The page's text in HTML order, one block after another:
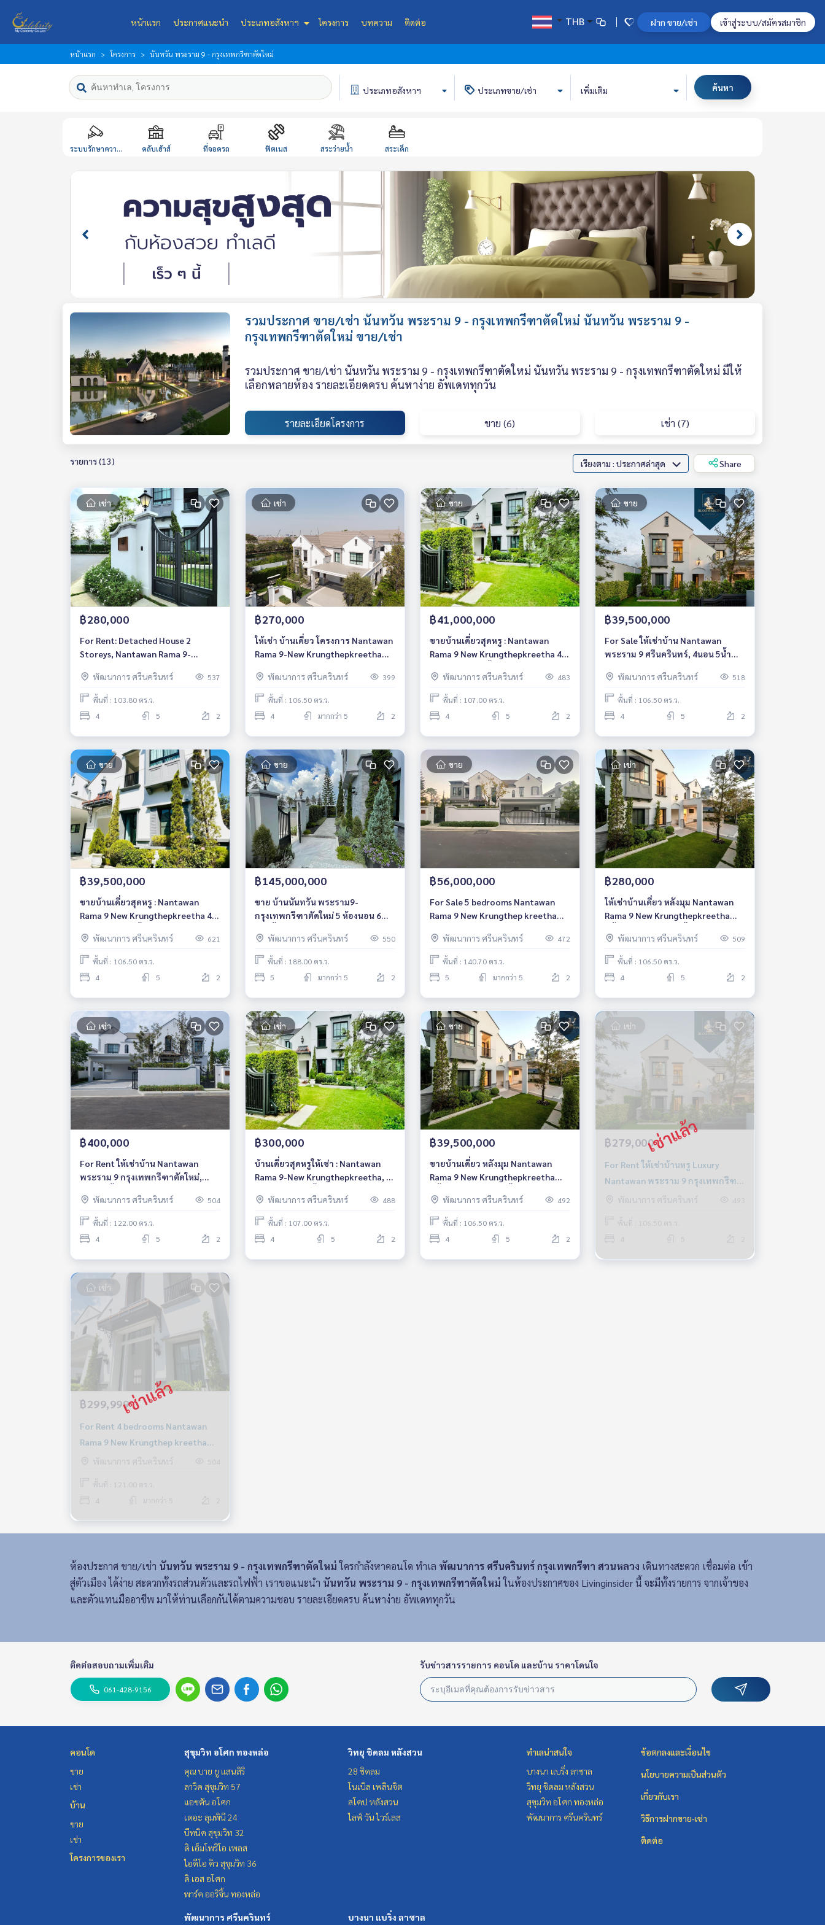
หน้าแรก ประกาศแนะนำ ประเภทอสังหาฯ โครงการ บทความ ติดต่อ THB ฝาก ขาย/เช่า เข้าสู่ระบบ/สมัครสมาชิก
หน้าแรก โครงการ นันทวัน พระราม 9 - กรุงเทพกรีฑาตัดใหม่
ประเภทอสังหาฯ ประเภทขาย/เช่า เพิ่มเติม ค้นหา
ระบบรักษาควา... คลับเฮ้าส์ ที่จอดรถ ฟิตเนส สระว่ายน้ำ สระเด็ก
รวมประกาศ ขาย/เช่า นันทวัน พระราม 9 - กรุงเทพกรีฑาตัดใหม่ นันทวัน พระราม 9 -
กรุงเทพกรีฑาตัดใหม่ ขาย/เช่า
รวมประกาศ ขาย/เช่า นันทวัน พระราม 9 - กรุงเทพกรีฑาตัดใหม่ นันทวัน พระราม 9 - กรุงเทพกรีฑาตัดใหม่ มีให้
เลือกหลายห้อง รายละเอียดครบ ค้นหาง่าย อัพเดททุกวัน
รายละเอียดโครงการ ขาย (6) เช่า (7)
รายการ (13) เรียงตาม : ประกาศล่าสุด Share
เช่า
฿280,000
For Rent: Detached House 2
Storeys, Nantawan Rama 9-
Bathrooms *Fully Furnished
/Corner Unit & Pet Friendly*
พัฒนาการ ศรีนครินทร์ 537
พื้นที่ : 103.80 ตร.ว.
4
5 2
เช่า
฿270,000
ให้เช่า บ้านเดี่ยว โครงการ Nantawan
Rama 9-New Krungthepkreetha
พร้อมอยู่ 4 ห้องนอน | 6 ห้องน้ำ
พัฒนาการ ศรีนครินทร์ 399
พื้นที่ : 106.50 ตร.ว.
4
มากกว่า 5 2
ขาย
฿41,000,000
ขายบ้านเดี่ยวสุดหรู : Nantawan
Rama 9 New Krungthepkreetha 4
สไตล์ฝรั่งเศส บ้านหลังมุม เลี้ยงสัตว์ได้
ราคา 41 ล้านบาท
พัฒนาการ ศรีนครินทร์ 483
พื้นที่ : 107.00 ตร.ว.
4
5 2
ขาย
฿39,500,000
For Sale ให้เช่าบ้าน Nantawan
พระราม 9 ศรีนครินทร์, 4นอน 5น้ำ
ไบรท์ตัน
พัฒนาการ ศรีนครินทร์ 518
พื้นที่ : 106.50 ตร.ว.
4
5 2
ขาย
฿39,500,000
ขายบ้านเดี่ยวสุดหรู : Nantawan
Rama 9 New Krungthepkreetha 4
สไตล์ฝรั่งเศส เลี้ยงสัตว์ได้ ราคา 39.5
ล้านบาท
พัฒนาการ ศรีนครินทร์ 621
พื้นที่ : 106.50 ตร.ว.
4
5 2
ขาย
฿145,000,000
ขาย บ้านนันทวัน พระราม9-
กรุงเทพกรีฑาตัดใหม่ 5 ห้องนอน 6
พัฒนาการ ศรีนครินทร์
550
พื้นที่ : 188.00 ตร.ว.
5
มากกว่า 5 2
ขาย
฿56,000,000
For Sale 5 bedrooms Nantawan
Rama 9 New Krungthep kreetha
house Pet friendly Near Si Rat
Expressway Ready to move in
พัฒนาการ ศรีนครินทร์ 472
พื้นที่ : 140.70 ตร.ว.
5
มากกว่า 5 2
เช่า
฿280,000
ให้เช่าบ้านเดี่ยว หลังมุม Nantawan
Rama 9 New Krungthepkreetha
พัฒนาการ ศรีนครินทร์
509
พื้นที่ : 106.50 ตร.ว.
4
5 2
เช่า
฿400,000
For Rent ให้เช่าบ้าน Nantawan
พระราม 9 กรุงเทพกรีฑาตัดใหม่,
เวลลิงตัน
พัฒนาการ ศรีนครินทร์ 504
พื้นที่ : 122.00 ตร.ว.
4
5 2
เช่า
฿300,000
บ้านเดี่ยวสุดหรูให้เช่า : Nantawan
Rama 9-New Krungthepkreetha, 4
สไตล์ฝรั่งเศส บ้านหลังมุม เลี้ยงสัตว์
ได้, ราคา 300,000 บาท
พัฒนาการ ศรีนครินทร์ 488
พื้นที่ : 107.00 ตร.ว.
4
5 2
ขาย
฿39,500,000
ขายบ้านเดี่ยว หลังมุม Nantawan
Rama 9 New Krungthepkreetha
พัฒนาการ ศรีนครินทร์
492
พื้นที่ : 106.50 ตร.ว.
4
5 2
เช่า
฿279,000
For Rent ให้เช่าบ้านหรู Luxury
Nantawan พระราม 9 กรุงเทพกรีฑา
ตัดใหม่ , 4นอน 5น้ำ 305ตร.ม., ใกล้นา
พัฒนาการ ศรีนครินทร์ 493
พื้นที่ : 106.50 ตร.ว.
4
5
เช่า
฿299,999
For Rent 4 bedrooms Nantawan
Rama 9 New Krungthep kreetha
Luxury Detached House Near Si
Ready to move in
พัฒนาการ ศรีนครินทร์ 504
พื้นที่ : 121.00 ตร.ว.
4
มากกว่า 5
ห้องประกาศ ขาย/เช่า นันทวัน พระราม 9 - กรุงเทพกรีฑาตัดใหม่ใครกำลังหาคอนโด ทำเล พัฒนาการ ศรีนครินทร์ กรุงเทพกรีฑา สวนหลวง เดินทางสะดวก เชื่อมต่อ เข้า
สู่ตัวเมือง ได้ง่าย สะดวกทั้งรถส่วนตัวและรถไฟฟ้า เราขอแนะนำ นันทวัน พระราม 9 - กรุงเทพกรีฑาตัดใหม่ในห้องประกาศของ Livinginsider นี้ จะมีทั้งรายการ จากเจ้าของ
และตัวแทนมืออาชีพ มาให้ท่านเลือกกันได้ตามความชอบ รายละเอียดครบ ค้นหาง่าย อัพเดททุกวัน
ติดต่อสอบถามเพิ่มเติม
061-428-9156
รับข่าวสารรายการ คอนโด และบ้าน ราคาโดนใจ
คอนโด
ขาย
เช่า
บ้าน
ขาย
เช่า
โครงการของเรา
สุขุมวิท อโศก ทองหล่อ
คุณ บาย ยู แสนสิริ
ลาวิค สุขุมวิท 57
แอชตัน อโศก
เดอะ ลุมพินี 24
บีทนิค สุขุมวิท 32
ดิ เอ็มโพริโอ เพลส
ไอดีโอ คิว สุขุมวิท 36
ดิ เอส อโศก
พาร์ค ออริจิ้น ทองหล่อ
วิทยุ ชิดลม หลังสวน
28 ชิดลม
โนเบิล เพลินจิต
สโคป หลังสวน
ไลฟ์ วัน ไวร์เลส
พัฒนาการ ศรีนครินทร์ บางนา แบริ่ง ลาซาล
ทำเลน่าสนใจ
บางนา แบริ่ง ลาซาล
วิทยุ ชิดลม หลังสวน
สุขุมวิท อโศก ทองหล่อ
พัฒนาการ ศรีนครินทร์
ข้อตกลงและเงื่อนไข
นโยบายความเป็นส่วนตัว
เกี่ยวกับเรา
วิธีการฝากขาย-เช่า
ติดต่อ